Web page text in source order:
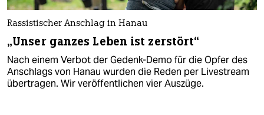
Rassistischer Anschlag in Hanau
„Unser ganzes Leben ist zerstört“
Nach einem Verbot der Gedenk-Demo für die Opfer des
Anschlags von Hanau wurden die Reden per Livestream
übertragen. Wir veröffentlichen vier Auszüge.